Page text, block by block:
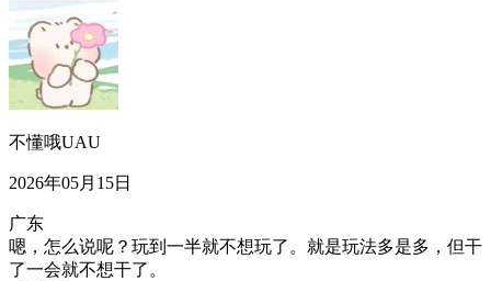
不懂哦UAU
2026年05月15日
广东
嗯，怎么说呢？玩到一半就不想玩了。就是玩法多是多，但干
了一会就不想干了。